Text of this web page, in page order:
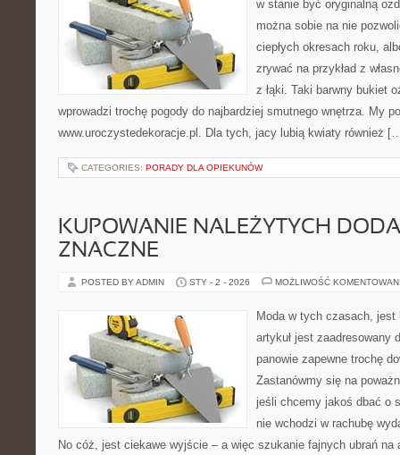
w stanie być oryginalną
można sobie na nie
ciepłych okresach roku,
zrywać na przykład z
z łąki. Taki barwny bukiet
wprowadzi trochę pogody do najbardziej smutnego wnętrza. My
www.uroczystedekoracje.pl. Dla tych, jacy lubią kwiaty również
CATEGORIES: PORADY DLA OPIEKUNÓW
KUPOWANIE NALEŻYTYCH
ZNACZNE
POSTED BY ADMIN STY - 2 - 2026 MOŻLIWOŚĆ
Moda w tych czasach, jest
artykuł jest zaadresowany
panowie zapewne trochę
Zastanówmy się na
jeśli chcemy jakoś dbać o
nie wchodzi w rachubę
No cóż, jest ciekawe wyjście – a więc szukanie fajnych ubrań na